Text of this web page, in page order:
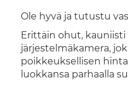
Ole hyvä ja tutustu
Erittäin ohut,
järjestelmäkamera,
poikkeuksellisen
luokkansa parhaalla